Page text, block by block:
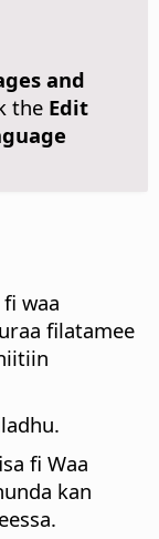
and
the Edit
waa
filatamee
fi Waa
kan